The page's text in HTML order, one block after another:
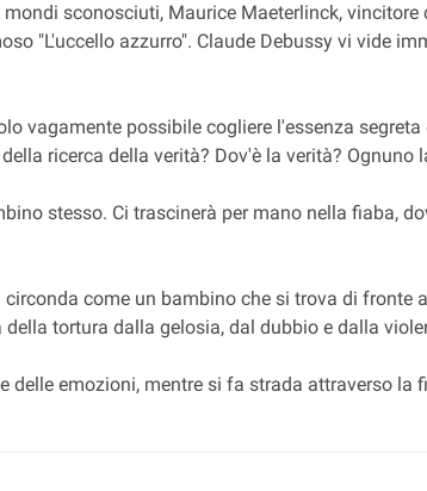
sconosciuti, Maurice Maeterlinck, vincitore
"L'uccello azzurro". Claude Debussy vi vide
vagamente possibile cogliere l'essenza segreta
ricerca della verità? Dov'è la verità? Ognuno
stesso. Ci trascinerà per mano nella fiaba,
come un bambino che si trova di fronte
tortura dalla gelosia, dal dubbio e dalla
emozioni, mentre si fa strada attraverso la